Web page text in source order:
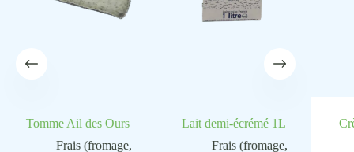
Tomme Ail des Ours
Frais (fromage,
Lait demi-écrémé 1L
Frais (fromage,